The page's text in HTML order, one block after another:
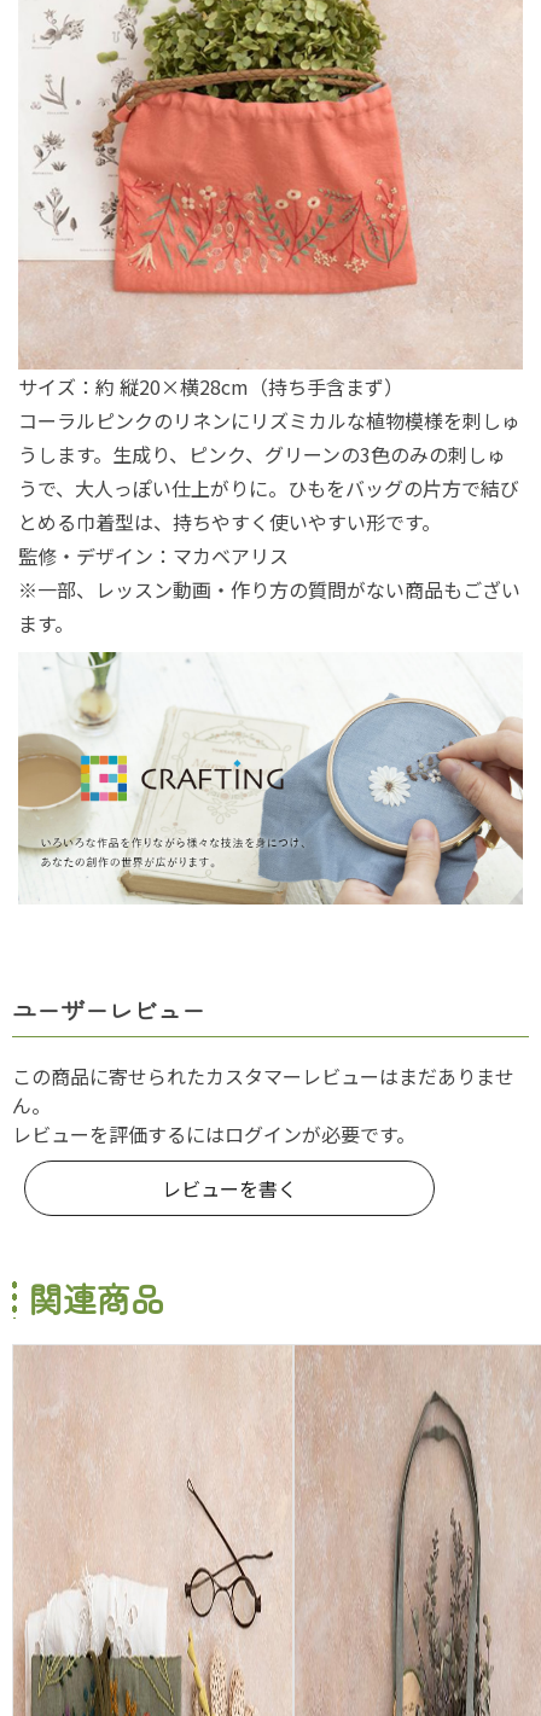
サイズ：約 縦20×横28cm（持ち手含まず）
コーラルピンクのリネンにリズミカルな植物模様を刺しゅ
うします。生成り、ピンク、グリーンの3色のみの刺しゅ
うで、大人っぽい仕上がりに。ひもをバッグの片方で結び
とめる巾着型は、持ちやすく使いやすい形です。
監修・デザイン：マカベアリス
※一部、レッスン動画・作り方の質問がない商品もござい
ます。
ユーザーレビュー
この商品に寄せられたカスタマーレビューはまだありませ
ん。
レビューを評価するにはログインが必要です。
レビューを書く
関連商品